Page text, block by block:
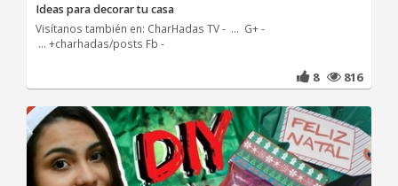
Ideas para decorar tu casa
Visítanos también en: CharHadas TV - ... G+ -
... +charhadas/posts Fb -
8 816